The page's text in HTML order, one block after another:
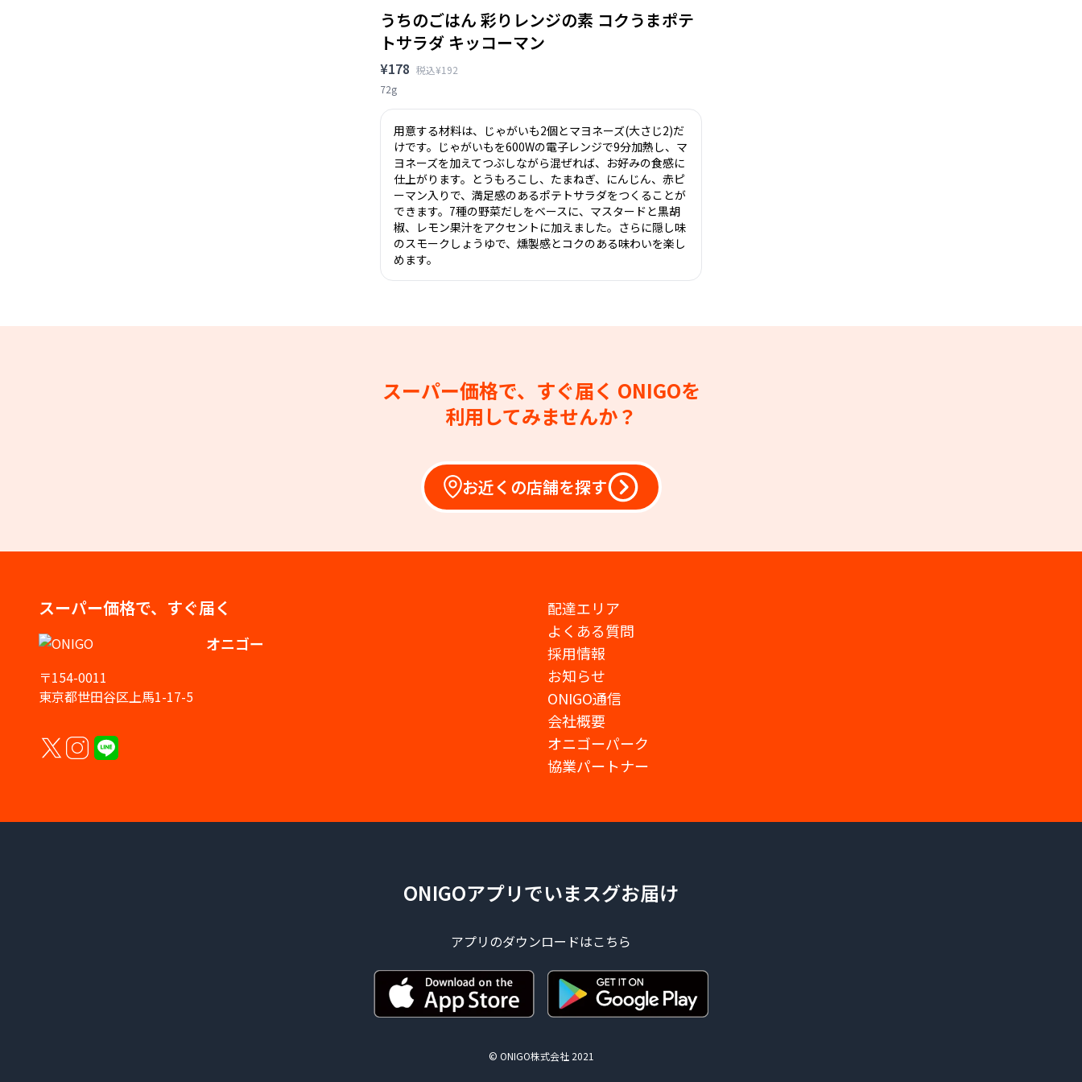
うちのごはん 彩りレンジの素 コクうまポテ
トサラダ キッコーマン
¥178 税込¥192
72g
用意する材料は、じゃがいも2個とマヨネーズ(大さじ2)だ
けです。じゃがいもを600Wの電子レンジで9分加熱し、マ
ヨネーズを加えてつぶしながら混ぜれば、お好みの食感に
仕上がります。とうもろこし、たまねぎ、にんじん、赤ピ
ーマン入りで、満足感のあるポテトサラダをつくることが
できます。7種の野菜だしをベースに、マスタードと黒胡
椒、レモン果汁をアクセントに加えました。さらに隠し味
のスモークしょうゆで、燻製感とコクのある味わいを楽し
めます。
スーパー価格で、すぐ届く ONIGOを
利用してみませんか？
お近くの店舗を探す
スーパー価格で、すぐ届く
オニゴー
〒154-0011
東京都世田谷区上馬1-17-5
配達エリア
よくある質問
採用情報
お知らせ
ONIGO通信
会社概要
オニゴーパーク
協業パートナー
ONIGOアプリでいまスグお届け
アプリのダウンロードはこちら
© ONIGO株式会社 2021